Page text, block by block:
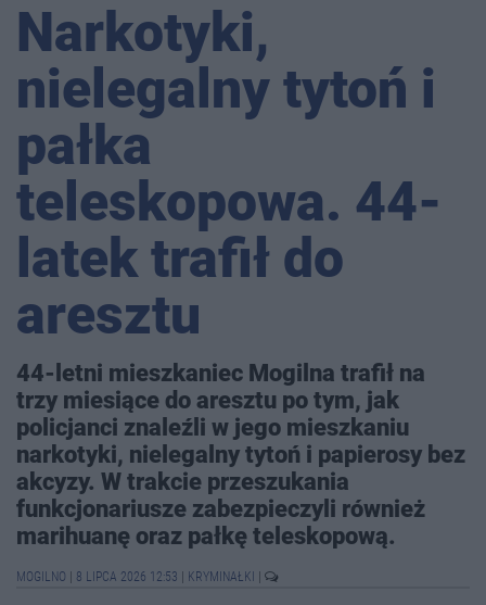
Narkotyki,
nielegalny tytoń i
pałka
teleskopowa. 44-
latek trafił do
aresztu
44-letni mieszkaniec Mogilna trafił na
trzy miesiące do aresztu po tym, jak
policjanci znaleźli w jego mieszkaniu
narkotyki, nielegalny tytoń i papierosy bez
akcyzy. W trakcie przeszukania
funkcjonariusze zabezpieczyli również
marihuanę oraz pałkę teleskopową.
MOGILNO 8 LIPCA 2026 12:53 KRYMINAŁKI